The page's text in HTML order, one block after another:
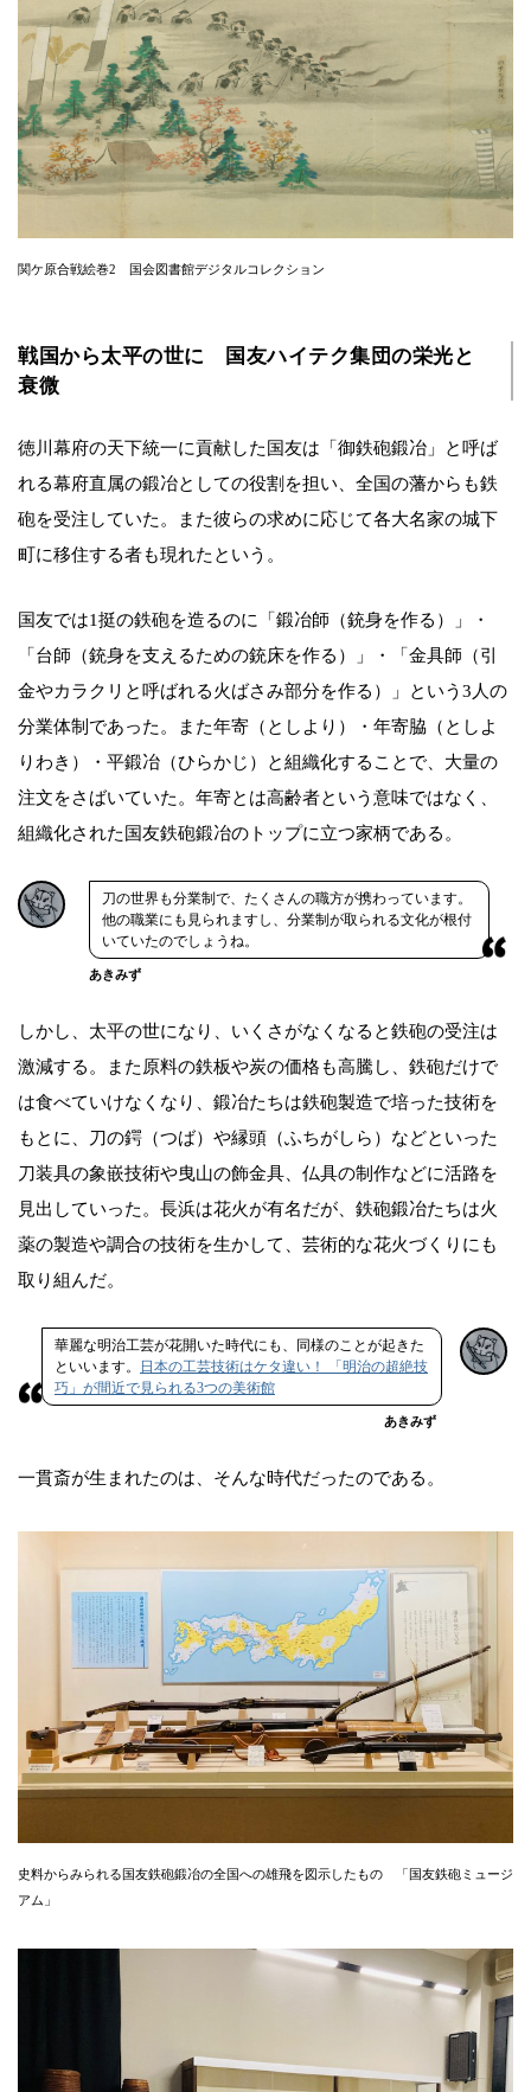
関ケ原合戦絵巻2 国会図書館デジタルコレクション
戦国から太平の世に 国友ハイテク集団の栄光と
衰微
徳川幕府の天下統一に貢献した国友は「御鉄砲鍛冶」と呼ば
れる幕府直属の鍛冶としての役割を担い、全国の藩からも鉄
砲を受注していた。また彼らの求めに応じて各大名家の城下
町に移住する者も現れたという。
国友では1挺の鉄砲を造るのに「鍛冶師（銃身を作る）」・
「台師（銃身を支えるための銃床を作る）」・「金具師（引
金やカラクリと呼ばれる火ばさみ部分を作る）」という3人の
分業体制であった。また年寄（としより）・年寄脇（としよ
りわき）・平鍛冶（ひらかじ）と組織化することで、大量の
注文をさばいていた。年寄とは高齢者という意味ではなく、
組織化された国友鉄砲鍛冶のトップに立つ家柄である。
刀の世界も分業制で、たくさんの職方が携わっています。
他の職業にも見られますし、分業制が取られる文化が根付
いていたのでしょうね。
あきみず
しかし、太平の世になり、いくさがなくなると鉄砲の受注は
激減する。また原料の鉄板や炭の価格も高騰し、鉄砲だけで
は食べていけなくなり、鍛冶たちは鉄砲製造で培った技術を
もとに、刀の鍔（つば）や縁頭（ふちがしら）などといった
刀装具の象嵌技術や曳山の飾金具、仏具の制作などに活路を
見出していった。長浜は花火が有名だが、鉄砲鍛冶たちは火
薬の製造や調合の技術を生かして、芸術的な花火づくりにも
取り組んだ。
華麗な明治工芸が花開いた時代にも、同様のことが起きた
といいます。
日本の工芸技術はケタ違い！ 「明治の超絶技
巧」が間近で見られる3つの美術館
あきみず
一貫斎が生まれたのは、そんな時代だったのである。
史料からみられる国友鉄砲鍛冶の全国への雄飛を図示したもの 「国友鉄砲ミュージ
アム」